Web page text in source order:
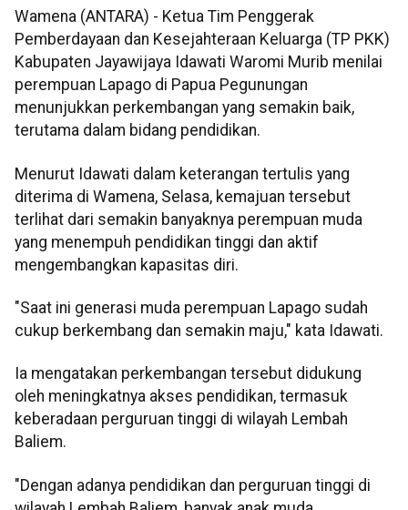
Wamena (ANTARA) - Ketua Tim Penggerak
Pemberdayaan dan Kesejahteraan Keluarga (TP PKK)
Kabupaten Jayawijaya Idawati Waromi Murib menilai
perempuan Lapago di Papua Pegunungan
menunjukkan perkembangan yang semakin baik,
terutama dalam bidang pendidikan.
Menurut Idawati dalam keterangan tertulis yang
diterima di Wamena, Selasa, kemajuan tersebut
terlihat dari semakin banyaknya perempuan muda
yang menempuh pendidikan tinggi dan aktif
mengembangkan kapasitas diri.
"Saat ini generasi muda perempuan Lapago sudah
cukup berkembang dan semakin maju," kata Idawati.
Ia mengatakan perkembangan tersebut didukung
oleh meningkatnya akses pendidikan, termasuk
keberadaan perguruan tinggi di wilayah Lembah
Baliem.
"Dengan adanya pendidikan dan perguruan tinggi di